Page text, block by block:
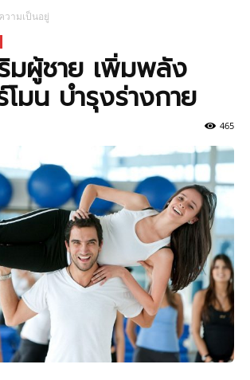
วามเป็นอยู่
มผู้ชาย เพิ่มพลัง
มน บำรุงร่างกาย
465